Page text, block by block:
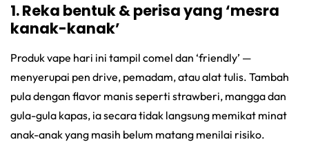
1. Reka bentuk & perisa yang ‘mesra
kanak-kanak’
Produk vape hari ini tampil comel dan ‘friendly’ —
menyerupai pen drive, pemadam, atau alat tulis. Tambah
pula dengan flavor manis seperti strawberi, mangga dan
gula-gula kapas, ia secara tidak langsung memikat minat
anak-anak yang masih belum matang menilai risiko.